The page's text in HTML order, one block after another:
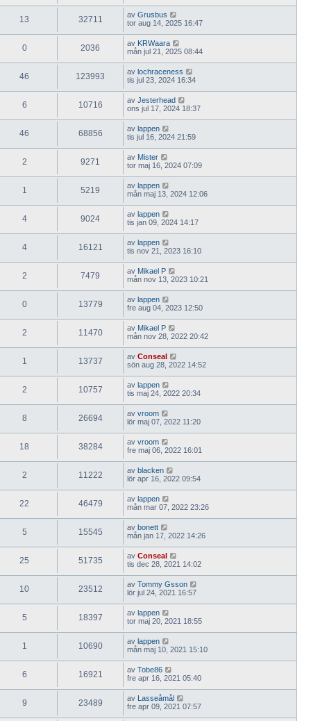
13 32711 av Grusbus
tor aug 14, 2025 16:47
0 2036 av KRWaara
mån jul 21, 2025 08:44
46 123993 av lochraceness
tis jul 23, 2024 16:34
6 10716 av Jesterhead
ons jul 17, 2024 18:37
46 68856 av lappen
tis jul 16, 2024 21:59
2 9271 av Mister
tor maj 16, 2024 07:09
1 5219 av lappen
mån maj 13, 2024 12:06
4 9024 av lappen
tis jan 09, 2024 14:17
4 16121 av lappen
tis nov 21, 2023 16:10
2 7479 av Mikael P
mån nov 13, 2023 10:21
0 13779 av lappen
fre aug 04, 2023 12:50
2 11470 av Mikael P
mån nov 28, 2022 20:42
1 13737 av Conseal
sön aug 28, 2022 14:52
2 10757 av lappen
tis maj 24, 2022 20:34
8 26694 av vroom
lör maj 07, 2022 11:20
18 38284 av vroom
fre maj 06, 2022 16:01
2 11222 av blacken
lör apr 16, 2022 09:54
22 46479 av lappen
mån mar 07, 2022 23:26
5 15545 av bonett
mån jan 17, 2022 14:26
25 51735 av Conseal
tis dec 28, 2021 14:02
10 23512 av Tommy Gsson
lör jul 24, 2021 16:57
5 18397 av lappen
tor maj 20, 2021 18:55
1 10690 av lappen
mån maj 10, 2021 15:10
6 16921 av Tobe86
fre apr 16, 2021 05:40
9 23489 av Lasseåmål
fre apr 09, 2021 07:57